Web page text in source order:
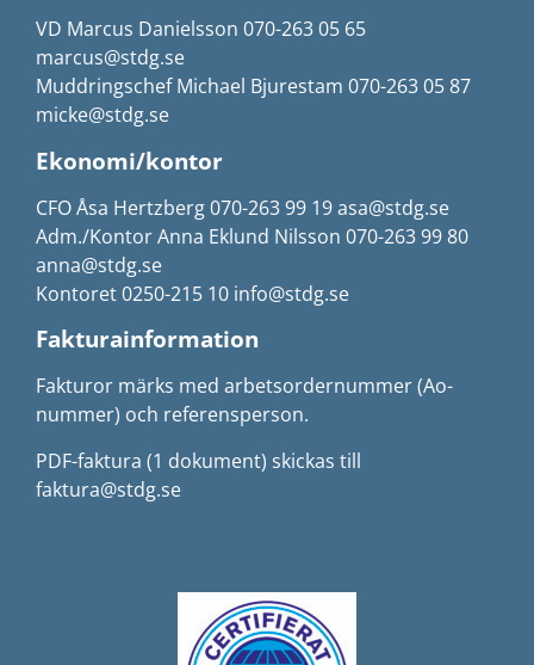
VD Marcus Danielsson 070-263 05 65
marcus@stdg.se
Muddringschef Michael Bjurestam 070-263 05 87
micke@stdg.se
Ekonomi/kontor
CFO Åsa Hertzberg 070-263 99 19 asa@stdg.se
Adm./Kontor Anna Eklund Nilsson 070-263 99 80
anna@stdg.se
Kontoret 0250-215 10 info@stdg.se
Fakturainformation
Fakturor märks med arbetsordernummer (Ao-
nummer) och referensperson.
PDF-faktura (1 dokument) skickas till
faktura@stdg.se